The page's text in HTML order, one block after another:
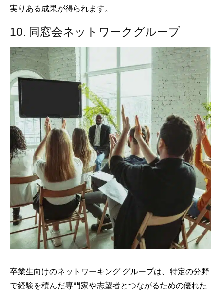
実りある成果が得られます。
10. 同窓会ネットワークグループ
卒業生向けのネットワーキング グループは、特定の分野
で経験を積んだ専門家や志望者とつながるための優れた